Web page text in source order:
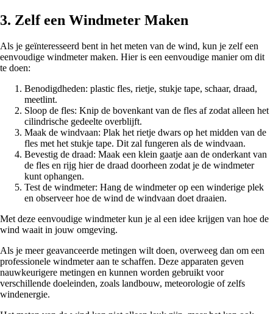
3. Zelf een Windmeter Maken
Als je geïnteresseerd bent in het meten van de wind, kun je zelf een
eenvoudige windmeter maken. Hier is een eenvoudige manier om dit
te doen:
Benodigdheden: plastic fles, rietje, stukje tape, schaar, draad,
meetlint.
Sloop de fles: Knip de bovenkant van de fles af zodat alleen het
cilindrische gedeelte overblijft.
Maak de windvaan: Plak het rietje dwars op het midden van de
fles met het stukje tape. Dit zal fungeren als de windvaan.
Bevestig de draad: Maak een klein gaatje aan de onderkant van
de fles en rijg hier de draad doorheen zodat je de windmeter
kunt ophangen.
Test de windmeter: Hang de windmeter op een winderige plek
en observeer hoe de wind de windvaan doet draaien.
Met deze eenvoudige windmeter kun je al een idee krijgen van hoe de
wind waait in jouw omgeving.
Als je meer geavanceerde metingen wilt doen, overweeg dan om een
professionele windmeter aan te schaffen. Deze apparaten geven
nauwkeurigere metingen en kunnen worden gebruikt voor
verschillende doeleinden, zoals landbouw, meteorologie of zelfs
windenergie.